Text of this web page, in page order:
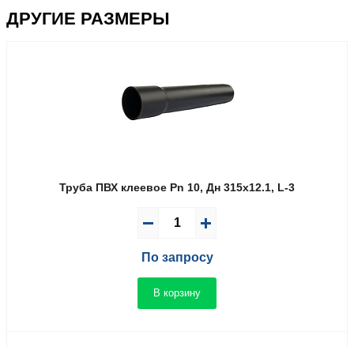
ДРУГИЕ РАЗМЕРЫ
Труба ПВХ клеевое Pn 10, Дн 315х12.1, L-3
По запросу
В корзину